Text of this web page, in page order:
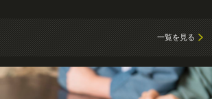
一覧を見る